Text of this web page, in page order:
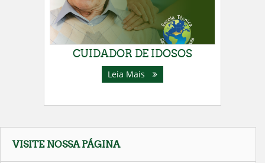
CUIDADOR DE IDOSOS
Leia Mais
VisiteVISITE NOSSA PÁGINA